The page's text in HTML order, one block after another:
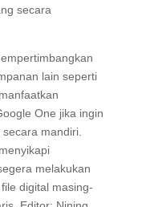
secara
lain seperti
One jika ingin
mandiri.
melakukan
digital masing-